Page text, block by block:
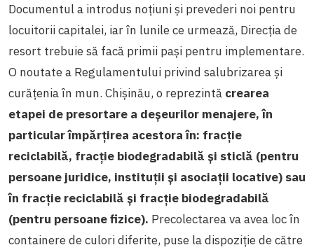
Documentul a introdus noțiuni și prevederi noi pentru
locuitorii capitalei, iar în lunile ce urmează, Direcția de
resort trebuie să facă primii pași pentru implementare.
O noutate a Regulamentului privind salubrizarea și
curățenia în mun. Chișinău, o reprezintă crearea
etapei de presortare a deșeurilor menajere, în
particular împărțirea acestora în: fracție
reciclabilă, fracție biodegradabilă și sticlă (pentru
persoane juridice, instituții și asociații locative) sau
în fracție reciclabilă și fracție biodegradabilă
(pentru persoane fizice). Precolectarea va avea loc în
containere de culori diferite, puse la dispoziție de către